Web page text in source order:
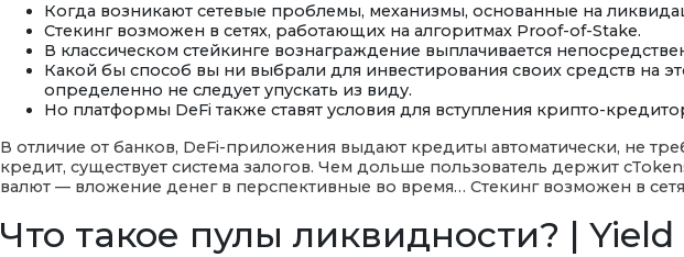
Когда возникают сетевые проблемы, механизмы, основанные на
Стекинг возможен в сетях, работающих на алгоритмах Proof-of-Stake.
В классическом стейкинге вознаграждение выплачивается
Какой бы способ вы ни выбрали для инвестирования своих средств на
определенно не следует упускать из виду.
Но платформы DeFi также ставят условия для вступления крипто-
В отличие от банков, DeFi-приложения выдают кредиты автоматически, не
кредит, существует система залогов. Чем дольше пользователь держит
валют — вложение денег в перспективные во время… Стекинг возможен в
Что такое пулы ликвидности? |